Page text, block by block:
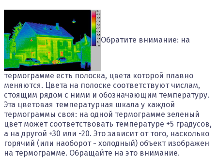
Обратите внимание: на
термограмме есть полоска, цвета которой плавно
меняются. Цвета на полоске соответствуют числам,
стоящим рядом с ними и обозначающим температуру.
Эта цветовая температурная шкала у каждой
термограммы своя: на одной термограмме зеленый
цвет может соответствовать температуре +5 градусов,
а на другой +30 или -20. Это зависит от того, насколько
горячий (или наоборот - холодный) объект изображен
на термограмме. Обращайте на это внимание.